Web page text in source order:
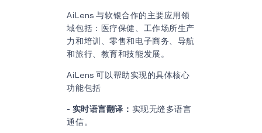
AiLens 与软银合作的主要应用领
域包括：医疗保健、工作场所生产
力和培训、零售和电子商务、导航
和旅行、教育和技能发展。
AiLens 可以帮助实现的具体核心
功能包括
- 实时语言翻译： 实现无缝多语言
通信。